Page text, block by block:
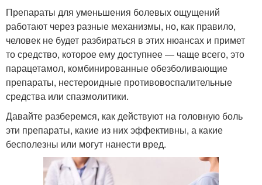
Препараты для уменьшения болевых ощущений
работают через разные механизмы, но, как правило,
человек не будет разбираться в этих нюансах и примет
то средство, которое ему доступнее — чаще всего, это
парацетамол, комбинированные обезболивающие
препараты, нестероидные противовоспалительные
средства или спазмолитики.
Давайте разберемся, как действуют на головную боль
эти препараты, какие из них эффективны, а какие
бесполезны или могут нанести вред.